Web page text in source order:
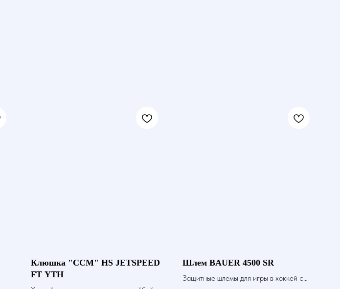
Клюшка "CCM" HS JETSPEED
FT YTH
Шлем BAUER 4500 SR
Защитные шлемы для игры в хоккей с